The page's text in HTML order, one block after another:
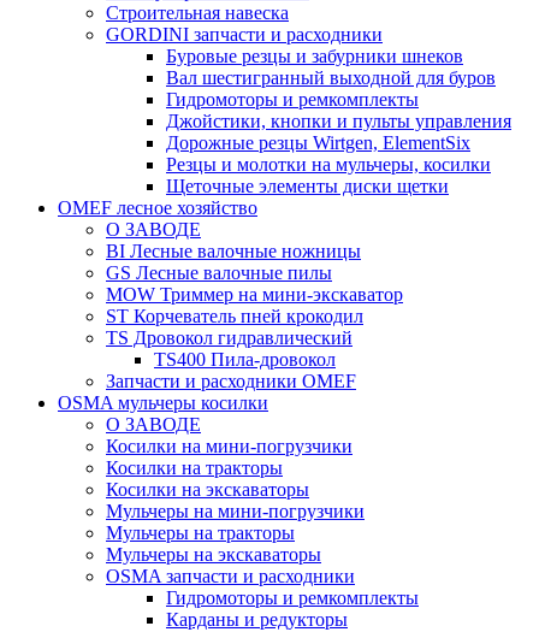
Строительная навеска
GORDINI запчасти и расходники
Буровые резцы и забурники шнеков
Вал шестигранный выходной для буров
Гидромоторы и ремкомплекты
Джойстики, кнопки и пульты управления
Дорожные резцы Wirtgen, ElementSix
Резцы и молотки на мульчеры, косилки
Щеточные элементы диски щетки
OMEF лесное хозяйство
О ЗАВОДЕ
BI Лесные валочные ножницы
GS Лесные валочные пилы
MOW Триммер на мини-экскаватор
ST Корчеватель пней крокодил
TS Дровокол гидравлический
TS400 Пила-дровокол
Запчасти и расходники OMEF
OSMA мульчеры косилки
О ЗАВОДЕ
Косилки на мини-погрузчики
Косилки на тракторы
Косилки на экскаваторы
Мульчеры на мини-погрузчики
Мульчеры на тракторы
Мульчеры на экскаваторы
OSMA запчасти и расходники
Гидромоторы и ремкомплекты
Карданы и редукторы